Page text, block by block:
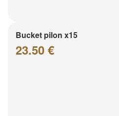
Bucket pilon x15
23.50 €